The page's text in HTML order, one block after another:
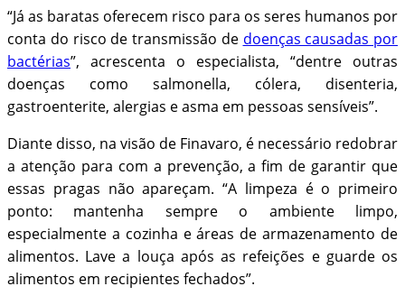
“Já as baratas oferecem risco para os seres humanos por
conta do risco de transmissão de doenças causadas por
bactérias”, acrescenta o especialista, “dentre outras
doenças como salmonella, cólera, disenteria,
gastroenterite, alergias e asma em pessoas sensíveis”.
Diante disso, na visão de Finavaro, é necessário redobrar
a atenção para com a prevenção, a fim de garantir que
essas pragas não apareçam. “A limpeza é o primeiro
ponto: mantenha sempre o ambiente limpo,
especialmente a cozinha e áreas de armazenamento de
alimentos. Lave a louça após as refeições e guarde os
alimentos em recipientes fechados”.